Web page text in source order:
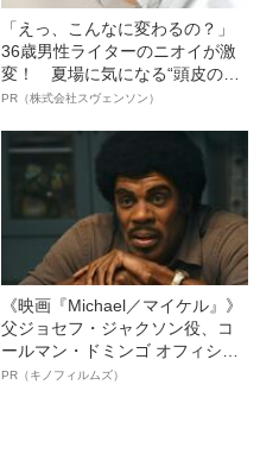
「えっ、こんなに変わるの？」
36歳男性ライターのニオイが激
変！ 夏場に気になる“頭皮のニ
オイ”や“ベタつき”を解消す
ト”が生み出した徹底ケアとは
PR（株式会社スヴェンソン）
《映画『Michael／マイケル』》
父ジョセフ・ジャクソン役、コ
ールマン・ドミンゴ オフィシャ
ルインタビュー“観客を魅了した
PR（キノフィルムズ）